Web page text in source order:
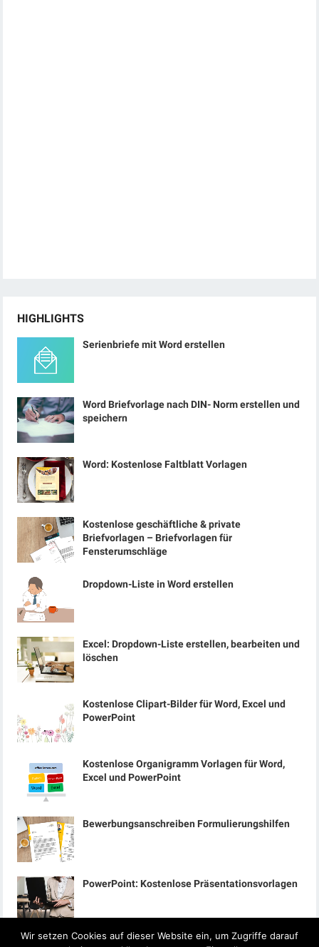
HIGHLIGHTS
Serienbriefe mit Word erstellen
Word Briefvorlage nach DIN- Norm erstellen und
speichern
Word: Kostenlose Faltblatt Vorlagen
Kostenlose geschäftliche & private
Briefvorlagen – Briefvorlagen für
Fensterumschläge
Dropdown-Liste in Word erstellen
Excel: Dropdown-Liste erstellen, bearbeiten und
löschen
Kostenlose Clipart-Bilder für Word, Excel und
PowerPoint
Kostenlose Organigramm Vorlagen für Word,
Excel und PowerPoint
Bewerbungsanschreiben Formulierungshilfen
PowerPoint: Kostenlose Präsentationsvorlagen
Wir setzen Cookies auf dieser Website ein, um Zugriffe darauf